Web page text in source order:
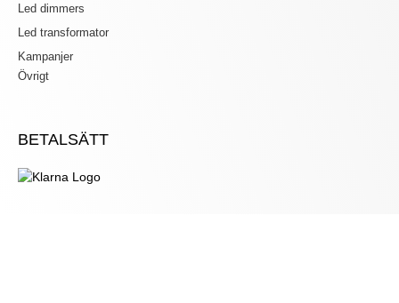
Led dimmers
Led transformator
Kampanjer
Övrigt
BETALSÄTT